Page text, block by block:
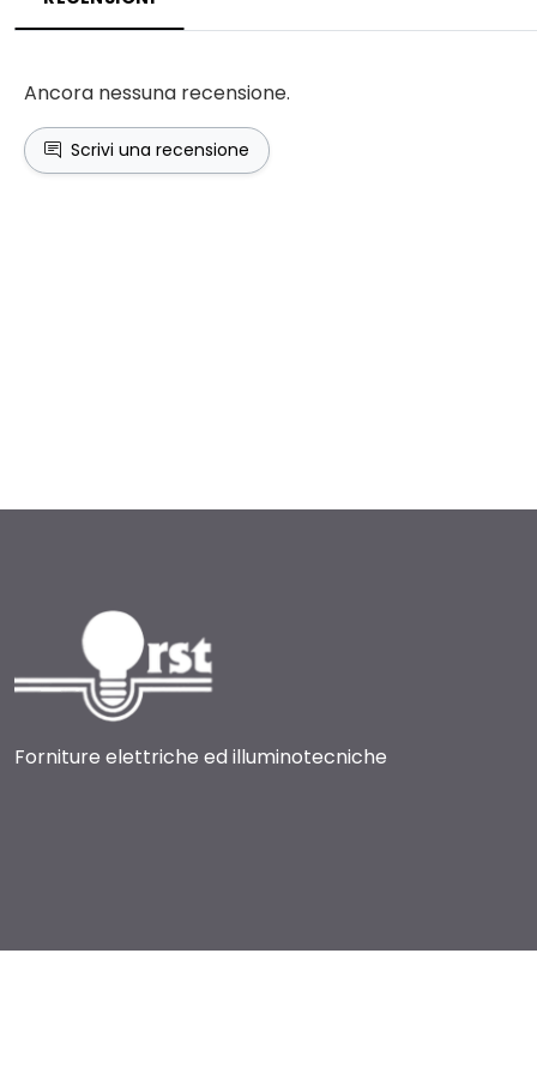
Ancora nessuna recensione.
Scrivi una recensione
Forniture elettriche ed illuminotecniche